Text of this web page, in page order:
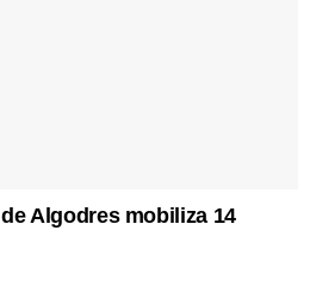
Algodres mobiliza 14